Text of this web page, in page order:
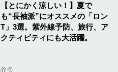
【とにかく涼しい！】夏で
も“長袖派”にオススメの「ロン
T」3選。紫外線予防、旅行、ア
クティビティにも大活躍。